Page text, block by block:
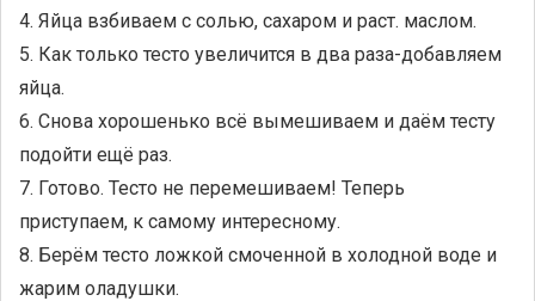
4. Яйца взбиваем с солью, сахаром и раст. маслом.
5. Как только тесто увеличится в два раза-добавляем
яйца.
6. Снова хорошенько всё вымешиваем и даём тесту
подойти ещё раз.
7. Готово. Тесто не перемешиваем! Теперь
приступаем, к самому интересному.
8. Берём тесто ложкой смоченной в холодной воде и
жарим оладушки.